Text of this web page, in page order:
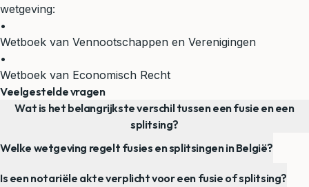
wetgeving:
•
Wetboek van Vennootschappen en Verenigingen
•
Wetboek van Economisch Recht
Veelgestelde vragen
Wat is het belangrijkste verschil tussen een fusie en een
splitsing?
Welke wetgeving regelt fusies en splitsingen in België?
Is een notariële akte verplicht voor een fusie of splitsing?